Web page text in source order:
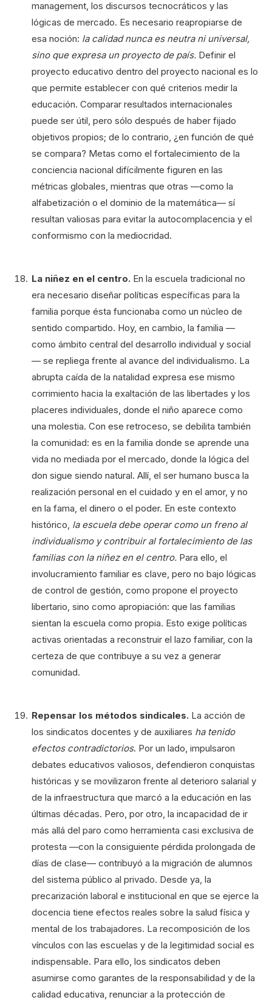
management, los discursos tecnocráticos y las
lógicas de mercado. Es necesario reapropiarse de
esa noción: la calidad nunca es neutra ni universal,
sino que expresa un proyecto de país. Definir el
proyecto educativo dentro del proyecto nacional es lo
que permite establecer con qué criterios medir la
educación. Comparar resultados internacionales
puede ser útil, pero sólo después de haber fijado
objetivos propios; de lo contrario, ¿en función de qué
se compara? Metas como el fortalecimiento de la
conciencia nacional difícilmente figuren en las
métricas globales, mientras que otras —como la
alfabetización o el dominio de la matemática— sí
resultan valiosas para evitar la autocomplacencia y el
conformismo con la mediocridad.
La niñez en el centro. En la escuela tradicional no
era necesario diseñar políticas específicas para la
familia porque ésta funcionaba como un núcleo de
sentido compartido. Hoy, en cambio, la familia —
como ámbito central del desarrollo individual y social
— se repliega frente al avance del individualismo. La
abrupta caída de la natalidad expresa ese mismo
corrimiento hacia la exaltación de las libertades y los
placeres individuales, donde el niño aparece como
una molestia. Con ese retroceso, se debilita también
la comunidad: es en la familia donde se aprende una
vida no mediada por el mercado, donde la lógica del
don sigue siendo natural. Allí, el ser humano busca la
realización personal en el cuidado y en el amor, y no
en la fama, el dinero o el poder. En este contexto
histórico, la escuela debe operar como un freno al
individualismo y contribuir al fortalecimiento de las
familias con la niñez en el centro. Para ello, el
involucramiento familiar es clave, pero no bajo lógicas
de control de gestión, como propone el proyecto
libertario, sino como apropiación: que las familias
sientan la escuela como propia. Esto exige políticas
activas orientadas a reconstruir el lazo familiar, con la
certeza de que contribuye a su vez a generar
comunidad.
Repensar los métodos sindicales. La acción de
los sindicatos docentes y de auxiliares ha tenido
efectos contradictorios. Por un lado, impulsaron
debates educativos valiosos, defendieron conquistas
históricas y se movilizaron frente al deterioro salarial y
de la infraestructura que marcó a la educación en las
últimas décadas. Pero, por otro, la incapacidad de ir
más allá del paro como herramienta casi exclusiva de
protesta —con la consiguiente pérdida prolongada de
días de clase— contribuyó a la migración de alumnos
del sistema público al privado. Desde ya, la
precarización laboral e institucional en que se ejerce la
docencia tiene efectos reales sobre la salud física y
mental de los trabajadores. La recomposición de los
vínculos con las escuelas y de la legitimidad social es
indispensable. Para ello, los sindicatos deben
asumirse como garantes de la responsabilidad y de la
calidad educativa, renunciar a la protección de